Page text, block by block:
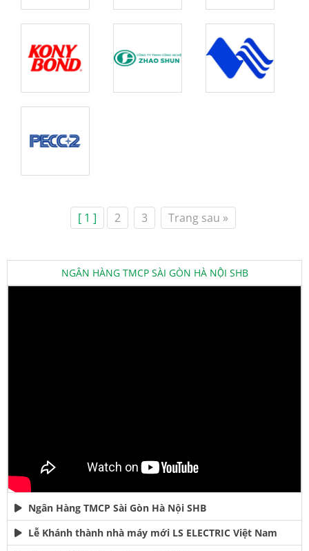
[ 1 ] 2 3 Trang sau »
NGÂN HÀNG TMCP SÀI GÒN HÀ NỘI SHB
Ngân Hàng TMCP Sài Gòn Hà Nội SHB
Lễ Khánh thành nhà máy mới LS ELECTRIC Việt Nam